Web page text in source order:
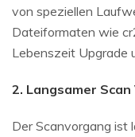
von speziellen
Dateiformaten wie
Lebenszeit Upgrade
2. Langsamer
Der Scanvorgang ist